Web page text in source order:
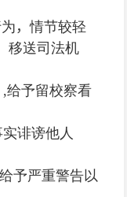
，情节较轻
移送司法机
,给予留校察看
诽谤他人
给予严重警告以